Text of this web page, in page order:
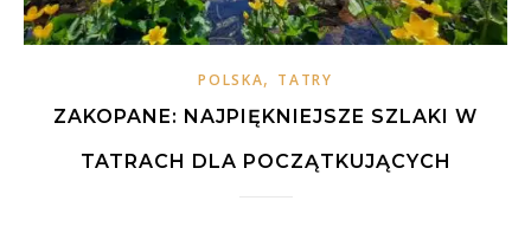
POLSKA, TATRY
ZAKOPANE: NAJPIĘKNIEJSZE SZLAKI W
TATRACH DLA POCZĄTKUJĄCYCH